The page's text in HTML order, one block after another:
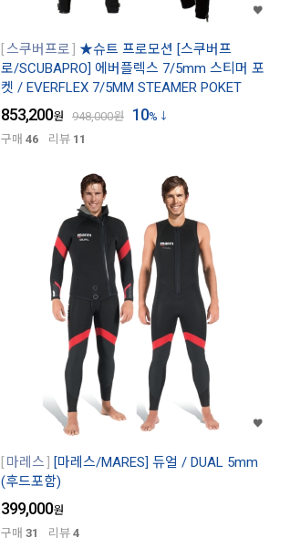
스쿠버프로
★슈트 프로모션 [스쿠버프
로/SCUBAPRO] 에버플렉스 7/5mm 스티머 포
켓 / EVERFLEX 7/5MM STEAMER POKET
853,200원 948,000원 10%
구매 46 리뷰 11
마레스
[마레스/MARES] 듀얼 / DUAL 5mm
(후드포함)
399,000원
구매 31 리뷰 4